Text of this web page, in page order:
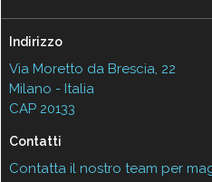
Indirizzo
Via Moretto da Brescia, 22
Milano - Italia
CAP 20133
Contatti
Contatta il nostro team per